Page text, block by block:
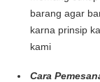
barang agar
karna prinsip
kami
Cara